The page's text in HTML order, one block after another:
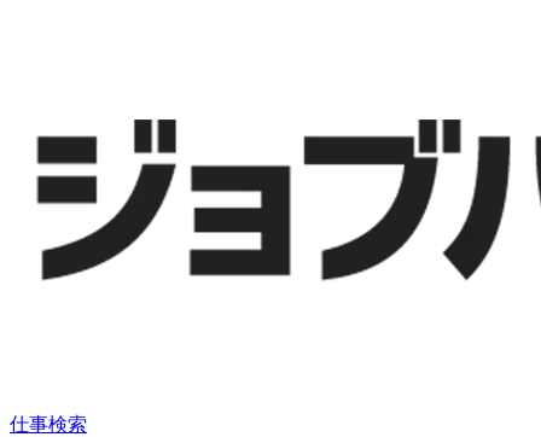
仕事検索